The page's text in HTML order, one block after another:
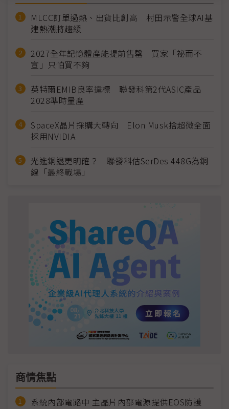
MLCC訂單過熱、出貨比創高 村田示警全球AI基
建熱潮將趨緩
2027全年記憶體產能提前售罄 買家「祕而不
宣」只怕買不夠
英特爾EMIB良率達標 聯發科第2代ASIC產品
2028準時量產
SpaceX晶片採購大轉向 Elon Musk捨超微全面
採用NVIDIA
光進銅退更明確？ 聯發科估SerDes 448G為銅
線「最終戰場」
商情焦點
系統內部電路中 主晶片內部電源提供EOS防護